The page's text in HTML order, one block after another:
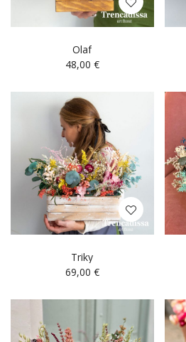
Olaf
48,00 €
Triky
69,00 €